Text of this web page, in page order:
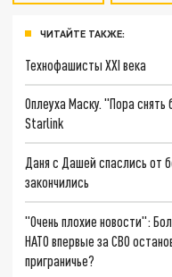
ЧИТАЙТЕ ТАКЖЕ:
Технофашисты XXI века
Оплеуха Маску. "Пора
Starlink
Даня с Дашей спаслись от
закончились
"Очень плохие новости":
НАТО впервые за СВО
приграничье?